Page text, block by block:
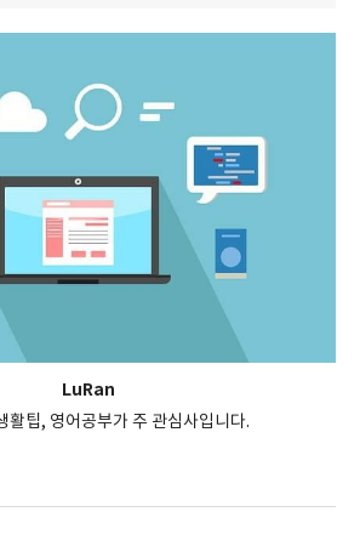
LuRan
활팁, 영어공부가 주 관심사입니다.